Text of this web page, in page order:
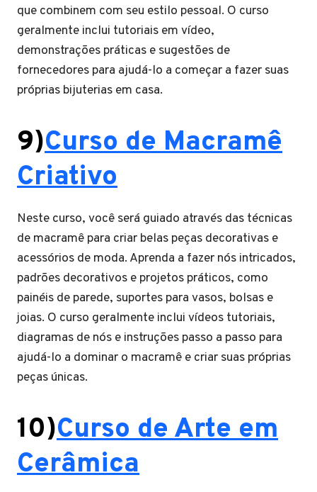
que combinem com seu estilo pessoal. O curso
geralmente inclui tutoriais em vídeo,
demonstrações práticas e sugestões de
fornecedores para ajudá-lo a começar a fazer suas
próprias bijuterias em casa.
9)Curso de Macramê
Criativo
Neste curso, você será guiado através das técnicas
de macramê para criar belas peças decorativas e
acessórios de moda. Aprenda a fazer nós intricados,
padrões decorativos e projetos práticos, como
painéis de parede, suportes para vasos, bolsas e
joias. O curso geralmente inclui vídeos tutoriais,
diagramas de nós e instruções passo a passo para
ajudá-lo a dominar o macramê e criar suas próprias
peças únicas.
10)Curso de Arte em
Cerâmica